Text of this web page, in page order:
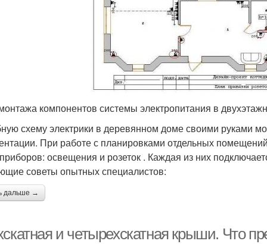
компонентов системы электропитания в
схему электрики в деревянном доме своими руками
При работе с планировками отдельных
освещения и розеток . Каждая из них
советы опытных специалистов:
дальше →
и четырехскатная крыши. Что